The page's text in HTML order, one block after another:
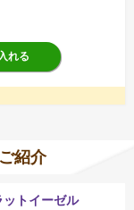
れる
紹介
トイーゼル